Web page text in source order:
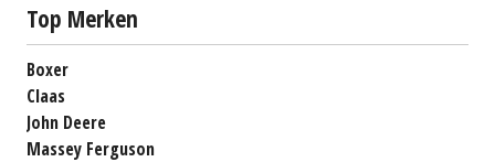
Top Merken
Boxer
Claas
John Deere
Massey Ferguson